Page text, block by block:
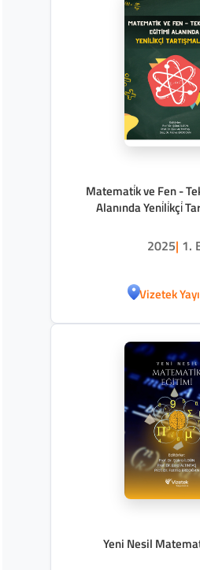
Matemati̇k ve Fen -
Alanında Yeni̇li̇kçi̇
2025| 1.
Vizetek
Yeni Nesil